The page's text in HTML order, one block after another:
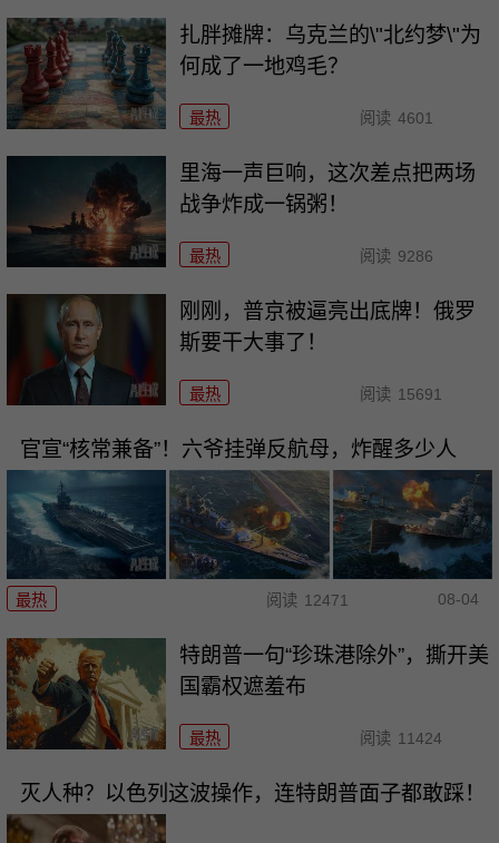
扎胖摊牌：乌克兰的\"北约梦\"为
何成了一地鸡毛？
最热 阅读 4601
里海一声巨响，这次差点把两场
战争炸成一锅粥！
最热 阅读 9286
刚刚，普京被逼亮出底牌！俄罗
斯要干大事了！
最热 阅读 15691
官宣“核常兼备”！六爷挂弹反航母，炸醒多少人
最热 阅读 12471 08-04
特朗普一句“珍珠港除外”，撕开美
国霸权遮羞布
最热 阅读 11424
灭人种？以色列这波操作，连特朗普面子都敢踩！